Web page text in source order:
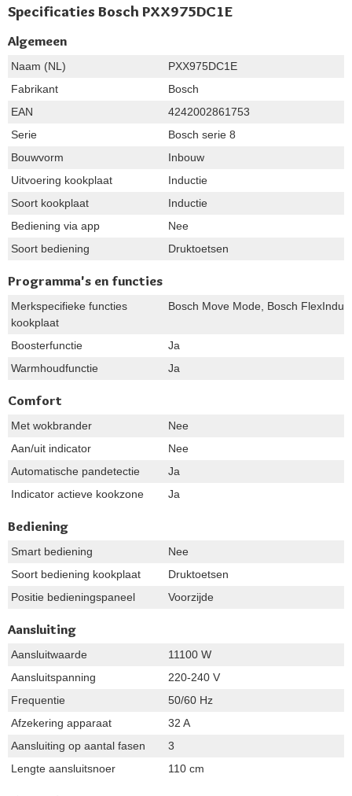
Specificaties Bosch PXX975DC1E
Algemeen
Naam (NL)
PXX975DC1E
Fabrikant
Bosch
EAN
4242002861753
Serie
Bosch serie 8
Bouwvorm
Inbouw
Uitvoering kookplaat
Inductie
Soort kookplaat
Inductie
Bediening via app
Nee
Soort bediening
Druktoetsen
Programma's en functies
Merkspecifieke functies
kookplaat
Bosch Move Mode, Bosch
Boosterfunctie
Ja
Warmhoudfunctie
Ja
Comfort
Met wokbrander
Nee
Aan/uit indicator
Nee
Automatische pandetectie
Ja
Indicator actieve kookzone
Ja
Bediening
Smart bediening
Nee
Soort bediening kookplaat
Druktoetsen
Positie bedieningspaneel
Voorzijde
Aansluiting
Aansluitwaarde
11100 W
Aansluitspanning
220-240 V
Frequentie
50/60 Hz
Afzekering apparaat
32 A
Aansluiting op aantal fasen
3
Lengte aansluitsnoer
110 cm